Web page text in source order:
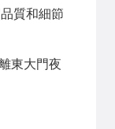
質和細節
東大門夜